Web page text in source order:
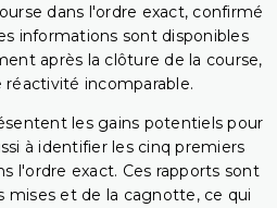
dans l'ordre exact, confirmé
informations sont disponibles
après la clôture de la course,
incomparable.
les gains potentiels pour
à identifier les cinq premiers
l'ordre exact. Ces rapports sont
mises et de la cagnotte, ce qui